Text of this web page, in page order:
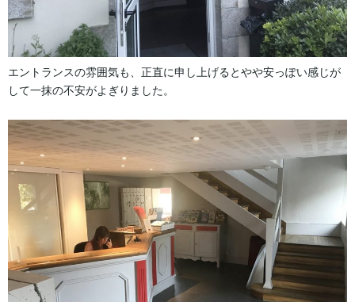
エントランスの雰囲気も、正直に申し上げるとやや安っぽい感じが
して一抹の不安がよぎりました。